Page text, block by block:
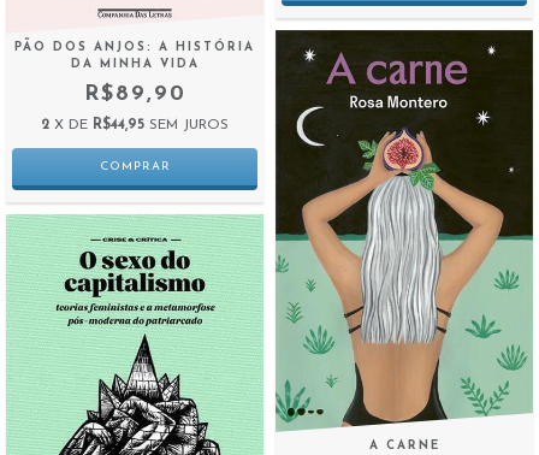
PÃO DOS ANJOS: A HISTÓRIA
DA MINHA VIDA
R$89,90
2 X DE R$44,95 SEM JUROS
A CARNE